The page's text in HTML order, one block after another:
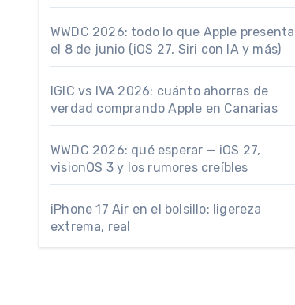
WWDC 2026: todo lo que Apple presenta
el 8 de junio (iOS 27, Siri con IA y más)
IGIC vs IVA 2026: cuánto ahorras de
verdad comprando Apple en Canarias
WWDC 2026: qué esperar — iOS 27,
visionOS 3 y los rumores creíbles
iPhone 17 Air en el bolsillo: ligereza
extrema, real